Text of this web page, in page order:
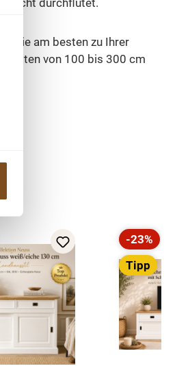
die am besten zu Ihrer
von 100 bis 300 cm
Rabatt
-23%
Tipp